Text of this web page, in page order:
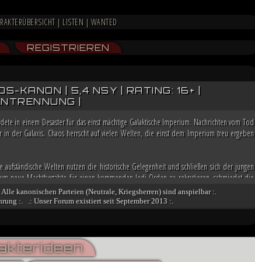
| LISTEN | WANTED
REGISTRIEREN
KANON | 5,4 NSY | RATING: 16+ |
|
in einem Desaster für das einst mächtige Galaktische Imperium. Nachrichten vom Tod
der Galaxis. Chaos herrscht auf vielen Welten, die einst dem Imperium treu ergeben
aufständische Welten nutzen die historische Gelegenheit und schließen sich der jungen
neue Machtbegabte für einen kommenden Jedi-Orden zu rekrutieren, schmiedet die
der Lage ist, möglicherweise bald die Regierung in der Galaxis übernehmen zu können.
Truppenverbände vom Imperium abspalteten und die imperialen Würdenträger auf
Schachzüge sichert sich Vesperum die Loyalität des verbliebenen Imperiums und
kanonischen Parteien (Neutrale, Kriegsherren) sind anspielbar :.
:. .: Unser Forum existiert seit September 2013 :.